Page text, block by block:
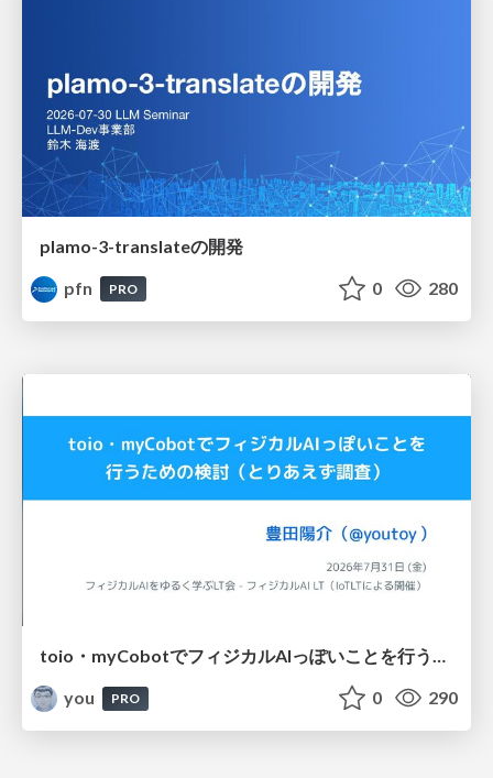
plamo-3-translateの開発
pfn
PRO 0 280
toio・myCobotでフィジカルAIっぽいことを行うための検討（とりあえず調査） / フィジカルAI LT（IoTLTによる開催）
you
PRO 0 290